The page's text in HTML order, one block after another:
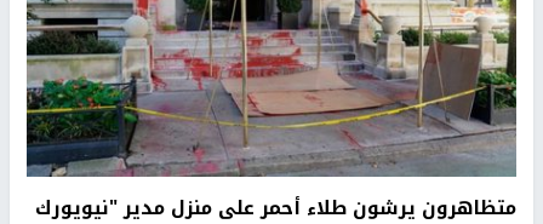
متظاهرون يرشون طلاء أحمر على منزل مدير "نيويورك